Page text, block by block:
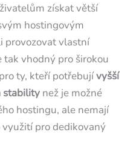
získat větší
hostingovým
provozovat vlastní
tak vhodný pro širokou
ty, kteří potřebujívyšší
stability než je možné
hostingu, ale nemají
pro dedikovaný